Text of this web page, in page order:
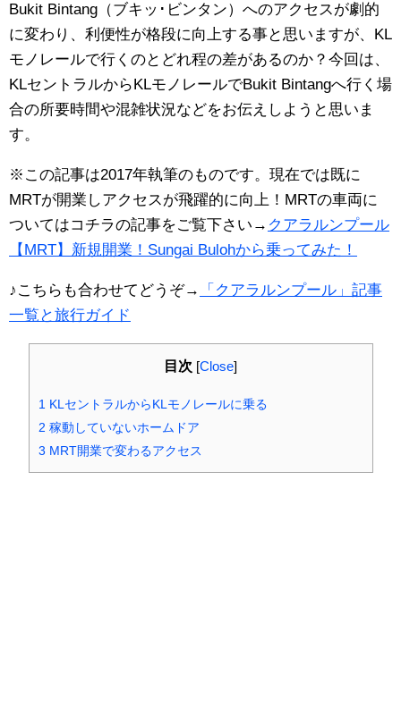
Bukit Bintang（ブキッ･ビンタン）へのアクセスが劇的
に変わり、利便性が格段に向上する事と思いますが、KL
モノレールで行くのとどれ程の差があるのか？今回は、
KLセントラルからKLモノレールでBukit Bintangへ行く場
合の所要時間や混雑状況などをお伝えしようと思いま
す。
※この記事は2017年執筆のものです。現在では既に
MRTが開業しアクセスが飛躍的に向上！MRTの車両に
ついてはコチラの記事をご覧下さい→ クアラルンプール
【MRT】新規開業！Sungai Bulohから乗ってみた！
♪こちらも合わせてどうぞ→
「クアラルンプール」記事
一覧と旅行ガイド
目次 [Close]
1KLセントラルからKLモノレールに乗る
2 稼動していないホームドア
3 MRT開業で変わるアクセス